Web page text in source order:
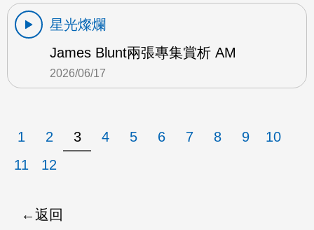
星光燦爛
James Blunt兩張專集賞析 AM
2026/06/17
1 2 3 4 5 6 7 8 9
10
11
12
返回